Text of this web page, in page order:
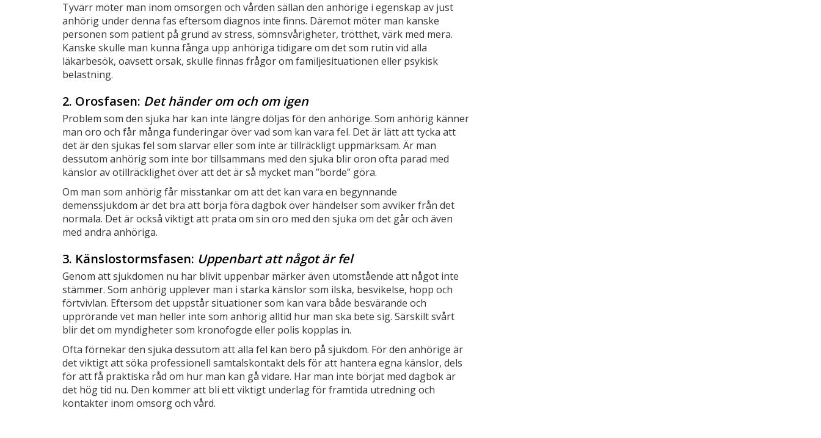
Tyvärr möter man inom omsorgen och vården sällan den anhörige i egenskap av just
anhörig under denna fas eftersom diagnos inte finns. Däremot möter man kanske
personen som patient på grund av stress, sömnsvårigheter, trötthet, värk med mera.
Kanske skulle man kunna fånga upp anhöriga tidigare om det som rutin vid alla
läkarbesök, oavsett orsak, skulle finnas frågor om familjesituationen eller psykisk
belastning.
2. Orosfasen: Det händer om och om igen
Problem som den sjuka har kan inte längre döljas för den anhörige. Som anhörig känner
man oro och får många funderingar över vad som kan vara fel. Det är lätt att tycka att
det är den sjukas fel som slarvar eller som inte är tillräckligt uppmärksam. Är man
dessutom anhörig som inte bor tillsammans med den sjuka blir oron ofta parad med
känslor av otillräcklighet över att det är så mycket man ”borde” göra.
Om man som anhörig får misstankar om att det kan vara en begynnande
demenssjukdom är det bra att börja föra dagbok över händelser som avviker från det
normala. Det är också viktigt att prata om sin oro med den sjuka om det går och även
med andra anhöriga.
3. Känslostormsfasen: Uppenbart att något är fel
Genom att sjukdomen nu har blivit uppenbar märker även utomstående att något inte
stämmer. Som anhörig upplever man i starka känslor som ilska, besvikelse, hopp och
förtvivlan. Eftersom det uppstår situationer som kan vara både besvärande och
upprörande vet man heller inte som anhörig alltid hur man ska bete sig. Särskilt svårt
blir det om myndigheter som kronofogde eller polis kopplas in.
Ofta förnekar den sjuka dessutom att alla fel kan bero på sjukdom. För den anhörige är
det viktigt att söka professionell samtalskontakt dels för att hantera egna känslor, dels
för att få praktiska råd om hur man kan gå vidare. Har man inte börjat med dagbok är
det hög tid nu. Den kommer att bli ett viktigt underlag för framtida utredning och
kontakter inom omsorg och vård.